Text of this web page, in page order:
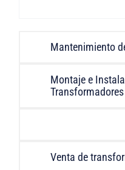
Mantenimiento
Montaje e
Transformadores
Venta de